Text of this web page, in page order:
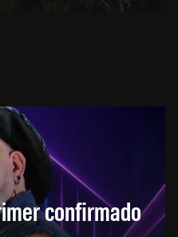
confirmado